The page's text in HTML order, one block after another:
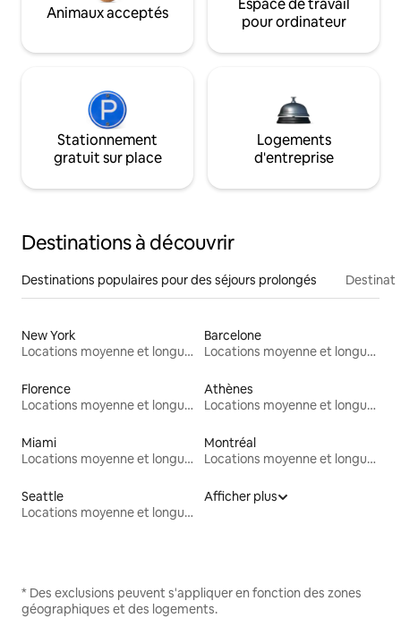
Animaux acceptés
pour ordinateur
Stationnement
gratuit sur place
Logements
d'entreprise
Destinations à découvrir
Destinations populaires pour des séjours prolongés
New York
Locations moyenne et longue durée
Barcelone
Locations moyenne et longue durée
Florence
Locations moyenne et longue durée
Athènes
Locations moyenne et longue durée
Miami
Locations moyenne et longue durée
Montréal
Locations moyenne et longue durée
Seattle
Locations moyenne et longue durée
Afficher plus
* Des exclusions peuvent s'appliquer en fonction des zones
géographiques et des logements.